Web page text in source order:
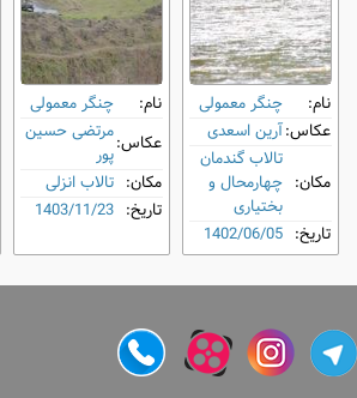
نام:
چنگر معمولی
عکاس:آرین اسعدی
مکان:
تالاب گندمان
چهارمحال و
بختیاری
تاریخ: 1402/06/05
نام:
چنگر معمولی
عکاس:مرتضی حسین
پور
مکان: تالاب انزلی
تاریخ: 1403/11/23